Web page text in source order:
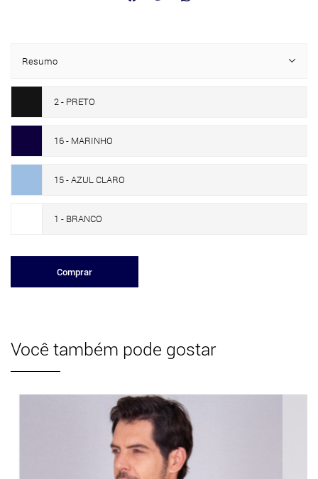
Resumo
2 - PRETO
16 - MARINHO
15 - AZUL CLARO
1 - BRANCO
Comprar
Você também pode gostar